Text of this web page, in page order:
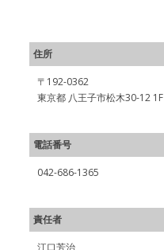
住所
〒192-0362
東京都 八王子市松木30-12 1F
電話番号
042-686-1365
責任者
江口芳治